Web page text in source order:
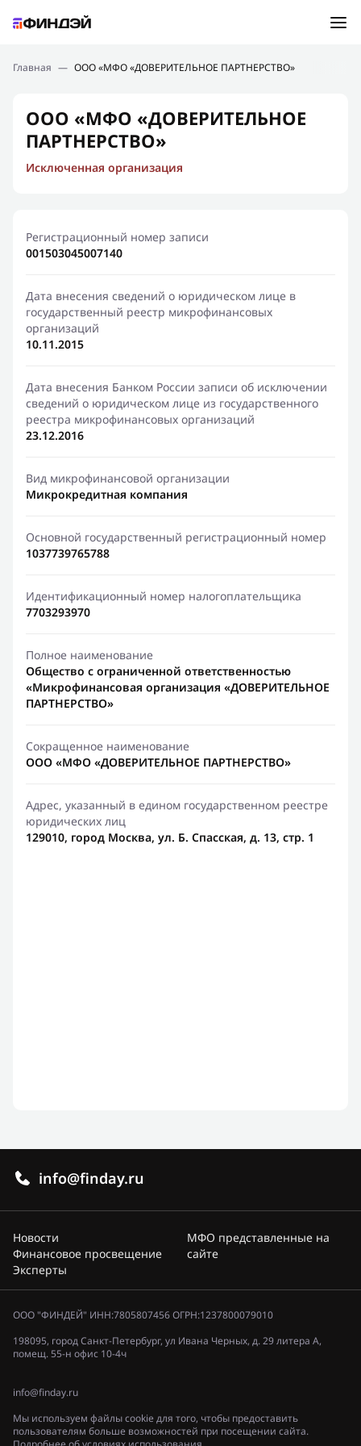
Подбор займа
Новости
Финансовое просвещение
Главная — ООО «МФО «ДОВЕРИТЕЛЬНОЕ ПАРТНЕРСТВО»
ООО «МФО «ДОВЕРИТЕЛЬНОЕ
ПАРТНЕРСТВО»
Исключенная организация
Регистрационный номер записи
001503045007140
Дата внесения сведений о юридическом лице в
государственный реестр микрофинансовых
организаций
10.11.2015
Дата внесения Банком России записи об исключении
сведений о юридическом лице из государственного
реестра микрофинансовых организаций
23.12.2016
Вид микрофинансовой организации
Микрокредитная компания
Основной государственный регистрационный номер
1037739765788
Идентификационный номер налогоплательщика
7703293970
Полное наименование
Общество с ограниченной ответственностью
«Микрофинансовая организация «ДОВЕРИТЕЛЬНОЕ
ПАРТНЕРСТВО»
Сокращенное наименование
ООО «МФО «ДОВЕРИТЕЛЬНОЕ ПАРТНЕРСТВО»
Адрес, указанный в едином государственном реестре
юридических лиц
129010, город Москва, ул. Б. Спасская, д. 13, стр. 1
info@finday.ru
Новости
Финансовое просвещение
Эксперты
МФО представленные на
сайте
ООО "ФИНДЕЙ" ИНН:7805807456 ОГРН:1237800079010
198095, город Санкт-Петербург, ул Ивана Черных, д. 29 литера А,
помещ. 55-н офис 10-4ч
info@finday.ru
Мы используем файлы cookie для того, чтобы предоставить
пользователям больше возможностей при посещении сайта.
Ошибка:Контактная форма не найдена.
Спасибо, что написали нам
Мы свяжемся с Вами в ближайшее время и сообщим
результат
Отправить новый запрос